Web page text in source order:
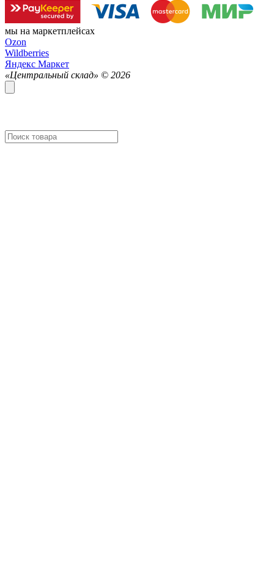
мы на маркетплейсах
Ozon
Wildberries
Яндекс Маркет
«Центральный склад» © 2026